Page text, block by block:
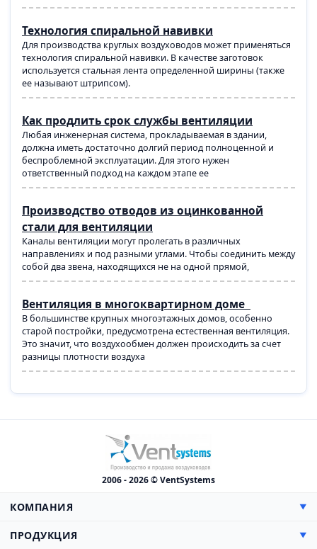
Технология спиральной навивки
Для производства круглых воздуховодов может применяться
технология спиральной навивки. В качестве заготовок
используется стальная лента определенной ширины (также
ее называют штрипсом).
Как продлить срок службы вентиляции
Любая инженерная система, прокладываемая в здании,
должна иметь достаточно долгий период полноценной и
беспроблемной эксплуатации. Для этого нужен
ответственный подход на каждом этапе ее
Производство отводов из оцинкованной
стали для вентиляции
Каналы вентиляции могут пролегать в различных
направлениях и под разными углами. Чтобы соединить между
собой два звена, находящихся не на одной прямой,
Вентиляция в многоквартирном доме
В большинстве крупных многоэтажных домов, особенно
старой постройки, предусмотрена естественная вентиляция.
Это значит, что воздухообмен должен происходить за счет
разницы плотности воздуха
2006 - 2026 © VentSystems
КОМПАНИЯ ▼
О компании
ПРОДУКЦИЯ ▼